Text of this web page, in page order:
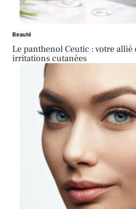
Beauté
Le panthenol Ceutic : votre allié
irritations cutanées